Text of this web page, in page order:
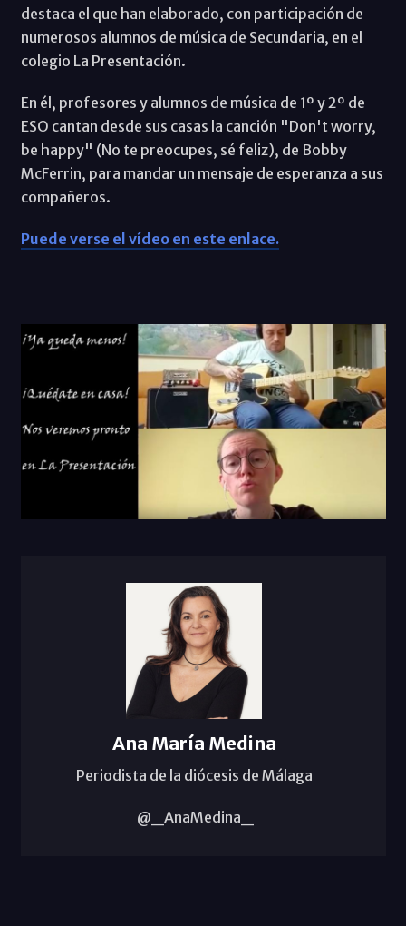
destaca el que han elaborado, con participación de
numerosos alumnos de música de Secundaria, en el
colegio La Presentación.
En él, profesores y alumnos de música de 1º y 2º de
ESO cantan desde sus casas la canción "Don't worry,
be happy" (No te preocupes, sé feliz), de Bobby
McFerrin, para mandar un mensaje de esperanza a sus
compañeros.
Puede verse el vídeo en este enlace.
Ana María Medina
Periodista de la diócesis de Málaga
@_AnaMedina_